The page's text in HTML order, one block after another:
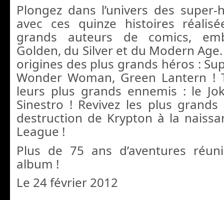
Plongez dans l’univers des super-
avec ces quinze histoires
grands auteurs de comics,
Golden, du Silver et du Modern
origines des plus grands héros :
Wonder Woman, Green Lantern !
leurs plus grands ennemis : le
Sinestro ! Revivez les plus
destruction de Krypton à la
League !
Plus de 75 ans d’aventures
album !
Le 24 février 2012